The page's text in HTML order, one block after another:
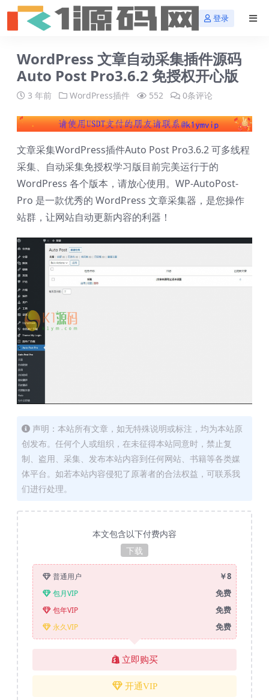
登录
WordPress 文章自动采集插件源码
Auto Post Pro3.6.2 免授权开心版
3 年前 WordPress插件 552 0条评论
文章采集WordPress插件Auto Post Pro3.6.2 可多线程
采集、自动采集免授权学习版目前完美运行于的
WordPress 各个版本，请放心使用。WP-AutoPost-
Pro 是一款优秀的 WordPress 文章采集器，是您操作
站群，让网站自动更新内容的利器！
声明：本站所有文章，如无特殊说明或标注，均为本站原
创发布。任何个人或组织，在未征得本站同意时，禁止复
制、盗用、采集、发布本站内容到任何网站、书籍等各类媒
体平台。如若本站内容侵犯了原著者的合法权益，可联系我
们进行处理。
本文包含以下付费内容
下载
普通用户 ￥8
包月VIP 免费
包年VIP 免费
永久VIP 免费
立即购买
开通VIP